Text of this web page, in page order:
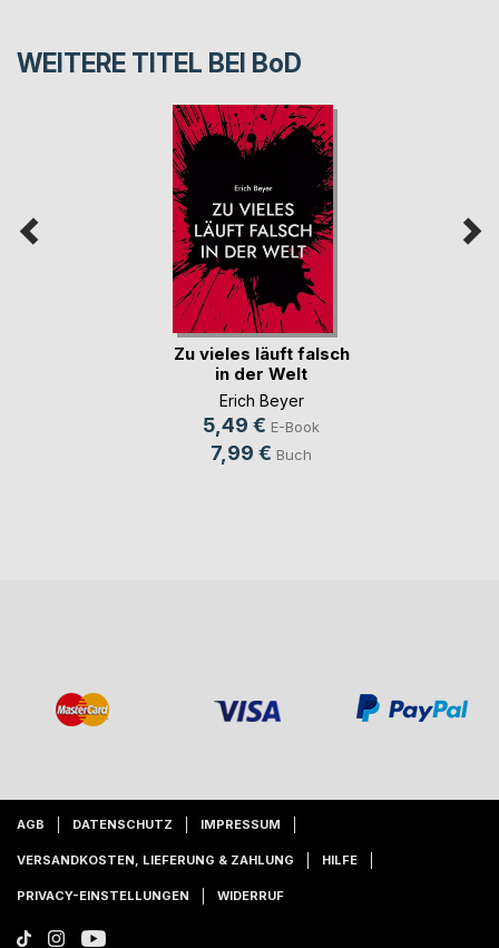
WEITERE TITEL BEI BoD
Zu vieles läuft falsch
in der Welt
Erich Beyer
5,49 € E-Book
7,99 € Buch
AGB DATENSCHUTZ IMPRESSUM
VERSANDKOSTEN, LIEFERUNG & ZAHLUNG HILFE
PRIVACY-EINSTELLUNGEN WIDERRUF